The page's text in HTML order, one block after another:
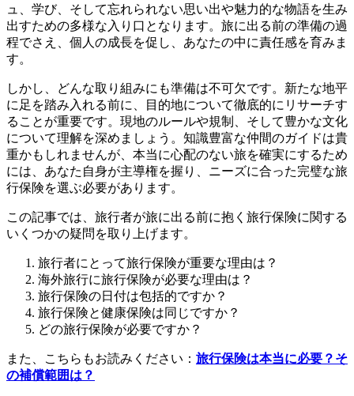
ュ、学び、そして忘れられない思い出や魅力的な物語を生み
出すための多様な入り口となります。旅に出る前の準備の過
程でさえ、個人の成長を促し、あなたの中に責任感を育みま
す。
しかし、どんな取り組みにも準備は不可欠です。新たな地平
に足を踏み入れる前に、目的地について徹底的にリサーチす
ることが重要です。現地のルールや規制、そして豊かな文化
について理解を深めましょう。知識豊富な仲間のガイドは貴
重かもしれませんが、本当に心配のない旅を確実にするため
には、あなた自身が主導権を握り、ニーズに合った完璧な旅
行保険を選ぶ必要があります。
この記事では、旅行者が旅に出る前に抱く旅行保険に関する
いくつかの疑問を取り上げます。
旅行者にとって旅行保険が重要な理由は？
海外旅行に旅行保険が必要な理由は？
旅行保険の日付は包括的ですか？
旅行保険と健康保険は同じですか？
どの旅行保険が必要ですか？
また、こちらもお読みください： 旅行保険は本当に必要？そ
の補償範囲は？